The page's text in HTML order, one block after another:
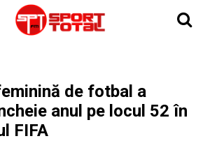
de fotbal a
anul pe locul 52 în
FIFA